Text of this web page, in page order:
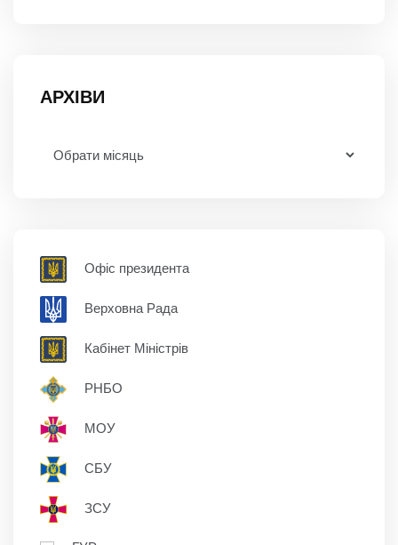
АРХІВИ
Офіс президента
Верховна Рада
Кабінет Міністрів
РНБО
МОУ
СБУ
ЗСУ